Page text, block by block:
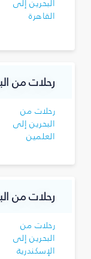
البحرين إلى
القاهرة
رحلات من
رحلات من
البحرين إلى
العلمين
رحلات من
رحلات من
البحرين إلى
الإسكندرية